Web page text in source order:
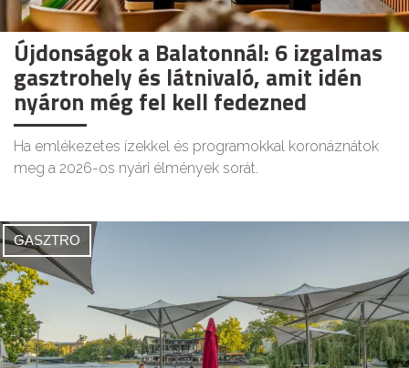
Újdonságok a Balatonnál: 6 izgalmas
gasztrohely és látnivaló, amit idén
nyáron még fel kell fedezned
Ha emlékezetes ízekkel és programokkal koronáznátok
meg a 2026-os nyári élmények sorát.
GASZTRO